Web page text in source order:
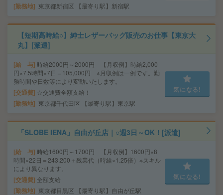
勤務地 東京都新宿区 【最寄り駅】新宿駅
【短期高時給○】紳士レザーバッグ販売のお仕事【東京大
丸】[派遣]
給 与 時給2000円～2000円 【月収例】時給2,000
円×7.5時間×7日＝105,000円 ※月収例は一例です。勤
務時間や日数等により変動いたします。
交通費 ☆交通費全額支給！
勤務地 東京都千代田区 【最寄り駅】東京駅
気になる!
「SLOBE IENA」自由が丘店｜○週3日～OK！[派遣]
給 与 時給1600円～1700円 【月収例】1600円×8
時間×22日＝243,200＋残業代（時給×1.25倍）※スキル
により異なります。
交通費 全額支給
勤務地 東京都目黒区 【最寄り駅】自由が丘駅
気になる!